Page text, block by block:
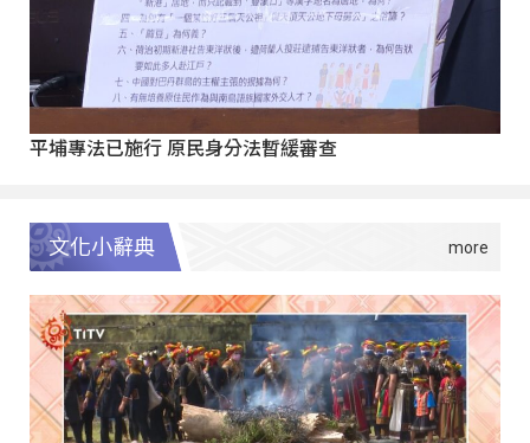
平埔專法已施行 原民身分法暫緩審查
文化小辭典